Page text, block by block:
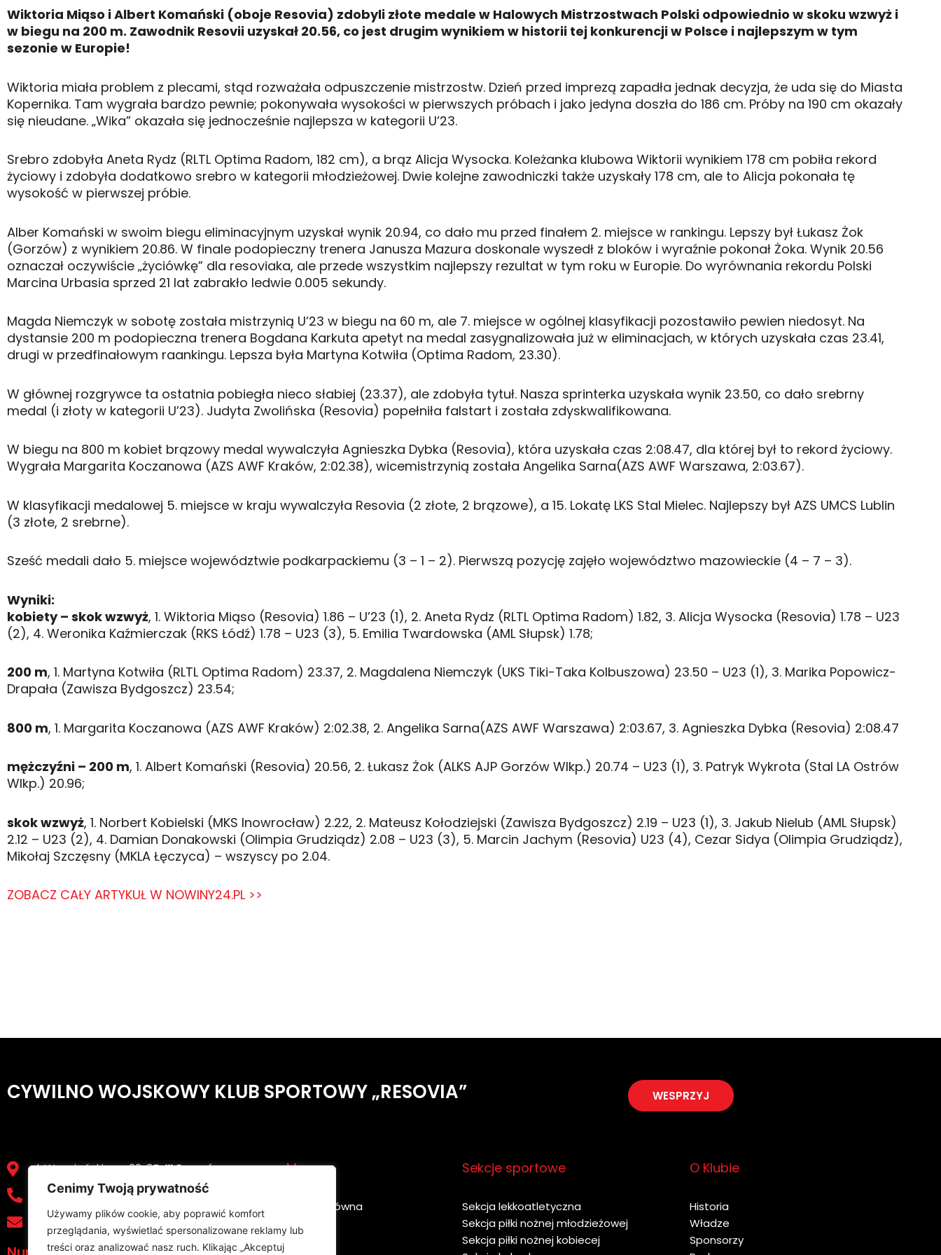
Cenimy Twoją prywatność
Używamy plików cookie, aby poprawić komfort
przeglądania, wyświetlać spersonalizowane reklamy lub
treści oraz analizować nasz ruch. Klikając „Akceptuj
Wiktoria Miąso i Albert Komański (oboje Resovia) zdobyli złote medale w Halowych Mistrzostwach Polski odpowiednio w skoku wzwyż i
w biegu na 200 m. Zawodnik Resovii uzyskał 20.56, co jest drugim wynikiem w historii tej konkurencji w Polsce i najlepszym w tym
sezonie w Europie!
Wiktoria miała problem z plecami, stąd rozważała odpuszczenie mistrzostw. Dzień przed imprezą zapadła jednak decyzja, że uda się do Miasta
Kopernika. Tam wygrała bardzo pewnie; pokonywała wysokości w pierwszych próbach i jako jedyna doszła do 186 cm. Próby na 190 cm okazały
się nieudane. „Wika” okazała się jednocześnie najlepsza w kategorii U’23.
Srebro zdobyła Aneta Rydz (RLTL Optima Radom, 182 cm), a brąz Alicja Wysocka. Koleżanka klubowa Wiktorii wynikiem 178 cm pobiła rekord
życiowy i zdobyła dodatkowo srebro w kategorii młodzieżowej. Dwie kolejne zawodniczki także uzyskały 178 cm, ale to Alicja pokonała tę
wysokość w pierwszej próbie.
Alber Komański w swoim biegu eliminacyjnym uzyskał wynik 20.94, co dało mu przed finałem 2. miejsce w rankingu. Lepszy był Łukasz Żok
(Gorzów) z wynikiem 20.86. W finale podopieczny trenera Janusza Mazura doskonale wyszedł z bloków i wyraźnie pokonał Żoka. Wynik 20.56
oznaczał oczywiście „życiówkę” dla resoviaka, ale przede wszystkim najlepszy rezultat w tym roku w Europie. Do wyrównania rekordu Polski
Marcina Urbasia sprzed 21 lat zabrakło ledwie 0.005 sekundy.
Magda Niemczyk w sobotę została mistrzynią U’23 w biegu na 60 m, ale 7. miejsce w ogólnej klasyfikacji pozostawiło pewien niedosyt. Na
dystansie 200 m podopieczna trenera Bogdana Karkuta apetyt na medal zasygnalizowała już w eliminacjach, w których uzyskała czas 23.41,
drugi w przedfinałowym raankingu. Lepsza była Martyna Kotwiła (Optima Radom, 23.30).
W głównej rozgrywce ta ostatnia pobiegła nieco słabiej (23.37), ale zdobyła tytuł. Nasza sprinterka uzyskała wynik 23.50, co dało srebrny
medal (i złoty w kategorii U’23). Judyta Zwolińska (Resovia) popełniła falstart i została zdyskwalifikowana.
W biegu na 800 m kobiet brązowy medal wywalczyła Agnieszka Dybka (Resovia), która uzyskała czas 2:08.47, dla której był to rekord życiowy.
Wygrała Margarita Koczanowa (AZS AWF Kraków, 2:02.38), wicemistrzynią została Angelika Sarna(AZS AWF Warszawa, 2:03.67).
W klasyfikacji medalowej 5. miejsce w kraju wywalczyła Resovia (2 złote, 2 brązowe), a 15. Lokatę LKS Stal Mielec. Najlepszy był AZS UMCS Lublin
(3 złote, 2 srebrne).
Sześć medali dało 5. miejsce województwie podkarpackiemu (3 – 1 – 2). Pierwszą pozycję zajęło województwo mazowieckie (4 – 7 – 3).
Wyniki:
kobiety – skok wzwyż, 1. Wiktoria Miąso (Resovia) 1.86 – U’23 (1), 2. Aneta Rydz (RLTL Optima Radom) 1.82, 3. Alicja Wysocka (Resovia) 1.78 – U23
(2), 4. Weronika Kaźmierczak (RKS Łódź) 1.78 – U23 (3), 5. Emilia Twardowska (AML Słupsk) 1.78;
200 m, 1. Martyna Kotwiła (RLTL Optima Radom) 23.37, 2. Magdalena Niemczyk (UKS Tiki-Taka Kolbuszowa) 23.50 – U23 (1), 3. Marika Popowicz-
Drapała (Zawisza Bydgoszcz) 23.54;
800 m, 1. Margarita Koczanowa (AZS AWF Kraków) 2:02.38, 2. Angelika Sarna(AZS AWF Warszawa) 2:03.67, 3. Agnieszka Dybka (Resovia) 2:08.47
mężczyźni – 200 m, 1. Albert Komański (Resovia) 20.56, 2. Łukasz Żok (ALKS AJP Gorzów Wlkp.) 20.74 – U23 (1), 3. Patryk Wykrota (Stal LA Ostrów
Wlkp.) 20.96;
skok wzwyż, 1. Norbert Kobielski (MKS Inowrocław) 2.22, 2. Mateusz Kołodziejski (Zawisza Bydgoszcz) 2.19 – U23 (1), 3. Jakub Nielub (AML Słupsk)
2.12 – U23 (2), 4. Damian Donakowski (Olimpia Grudziądz) 2.08 – U23 (3), 5. Marcin Jachym (Resovia) U23 (4), Cezar Sidya (Olimpia Grudziądz),
Mikołaj Szczęsny (MKLA Łęczyca) – wszyscy po 2.04.
ZOBACZ CAŁY ARTYKUŁ W NOWINY24.PL >>
CYWILNO WOJSKOWY KLUB SPORTOWY „RESOVIA” WESPRZYJ
ul. Wyspiańskiego 22, 35-111 Rzeszów
17 853 01 71
sekretariat@cwksresovia.pl
Menu
Strona główna
Newsy
Sekcje sportowe
Sekcja lekkoatletyczna
Sekcja piłki nożnej młodzieżowej
Sekcja piłki nożnej kobiecej
O Klubie
Historia
Władze
Sponsorzy